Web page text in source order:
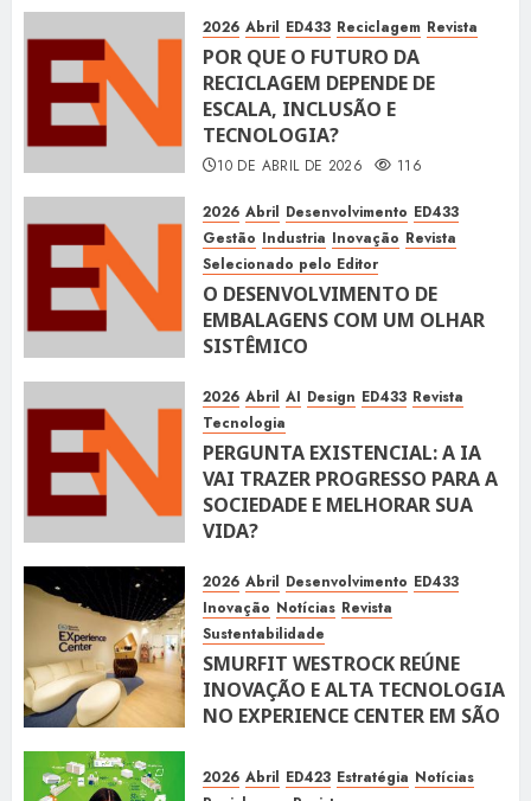
2026 Abril ED433 Reciclagem Revista
POR QUE O FUTURO DA
RECICLAGEM DEPENDE DE
ESCALA, INCLUSÃO E
TECNOLOGIA?
10 DE ABRIL DE 2026 116
2026 Abril Desenvolvimento ED433
Gestão Industria Inovação Revista
Selecionado pelo Editor
O DESENVOLVIMENTO DE
EMBALAGENS COM UM OLHAR
SISTÊMICO
2026 Abril AI Design ED433 Revista
Tecnologia
PERGUNTA EXISTENCIAL: A IA
VAI TRAZER PROGRESSO PARA A
SOCIEDADE E MELHORAR SUA
VIDA?
2026 Abril Desenvolvimento ED433
Inovação Notícias Revista
Sustentabilidade
SMURFIT WESTROCK REÚNE
INOVAÇÃO E ALTA TECNOLOGIA
NO EXPERIENCE CENTER EM SÃO
10 DE ABRIL DE 2026 119
2026 Abril ED423 Estratégia Notícias